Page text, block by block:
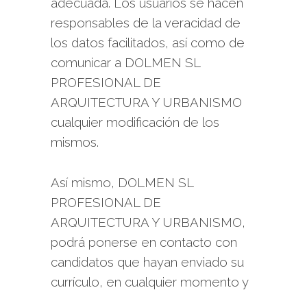
responsables de la veracidad de
los datos facilitados, así como de
comunicar a DOLMEN SL
PROFESIONAL DE
ARQUITECTURA Y URBANISMO
cualquier modificación de los
mismos.
Así mismo, DOLMEN SL
PROFESIONAL DE
ARQUITECTURA Y URBANISMO,
podrá ponerse en contacto con
candidatos que hayan enviado su
currículo, en cualquier momento y